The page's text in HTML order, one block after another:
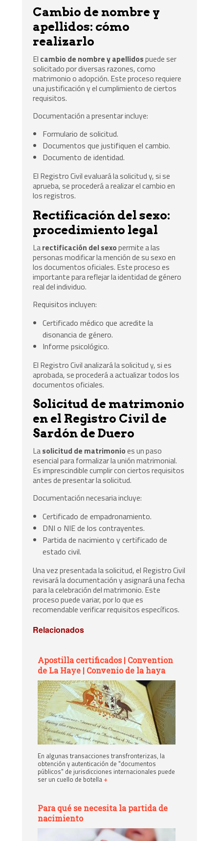
Cambio de nombre y
apellidos: cómo
realizarlo
El cambio de nombre y apellidospuede ser
solicitado por diversas razones, como
matrimonio o adopción. Este proceso requiere
una justificación y el cumplimiento de ciertos
requisitos.
Documentación a presentar incluye:
Formulario de solicitud.
Documentos que justifiquen el cambio.
Documento de identidad.
El Registro Civil evaluará la solicitud y, si se
aprueba, se procederá a realizar el cambio en
los registros.
Rectificación del sexo:
procedimiento legal
Larectificación del sexopermite a las
personas modificar la mención de su sexo en
los documentos oficiales. Este proceso es
importante para reflejar la identidad de género
real del individuo.
Requisitos incluyen:
Certificado médico que acredite la
disonancia de género.
Informe psicológico.
El Registro Civil analizará la solicitud y, si es
aprobada, se procederá a actualizar todos los
documentos oficiales.
Solicitud de matrimonio
en el Registro Civil de
Sardón de Duero
Lasolicitud de matrimonioes un paso
esencial para formalizar la unión matrimonial.
Es imprescindible cumplir con ciertos requisitos
antes de presentar la solicitud.
Documentación necesaria incluye:
Certificado de empadronamiento.
DNI o NIE de los contrayentes.
Partida de nacimiento y certificado de
estado civil.
Una vez presentada la solicitud, el Registro Civil
revisará la documentación y asignará una fecha
para la celebración del matrimonio. Este
proceso puede variar, por lo que es
recomendable verificar requisitos específicos.
Relacionados
Apostilla certificados | Convention
de La Haye | Convenio de la haya
En algunas transacciones transfronterizas, la
obtención y autenticación de "documentos
públicos" de jurisdicciones internacionales puede
ser un cuello de botella +
Para qué se necesita la partida de
nacimiento